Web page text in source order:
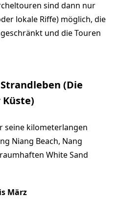
sind dann nur
lokale Riffe) möglich, die
und die Touren
(Die
Küste)
seine kilometerlangen
Niang Beach, Nang
White Sand
März